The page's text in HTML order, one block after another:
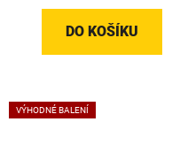
DO KOŠÍKU
VÝHODNÉ BALENÍ